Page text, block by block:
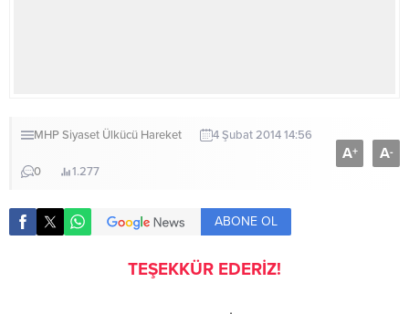
MHPSiyaset Ülkücü Hareket 4 Şubat 2014 14:56
0 1.277
A+ A-
ABONE OL
TEŞEKKÜR EDERİZ!